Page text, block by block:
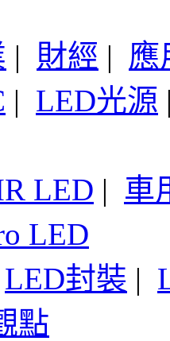
| 財經 | 應
| LED光源
LED | 車
LED
LED封裝 |
點